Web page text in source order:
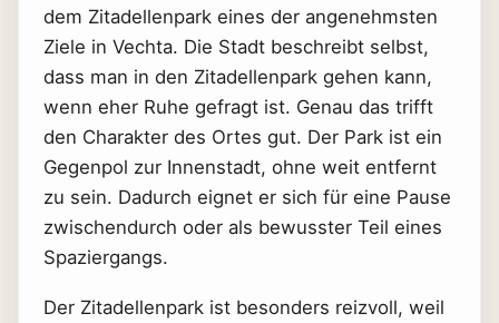
dem Zitadellenpark eines der angenehmsten
Ziele in Vechta. Die Stadt beschreibt selbst,
dass man in den Zitadellenpark gehen kann,
wenn eher Ruhe gefragt ist. Genau das trifft
den Charakter des Ortes gut. Der Park ist ein
Gegenpol zur Innenstadt, ohne weit entfernt
zu sein. Dadurch eignet er sich für eine Pause
zwischendurch oder als bewusster Teil eines
Spaziergangs.
Der Zitadellenpark ist besonders reizvoll, weil